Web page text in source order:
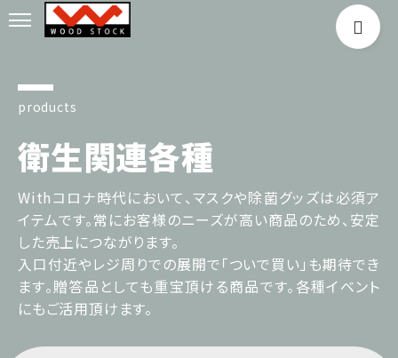
products
衛生関連各種
Withコロナ時代において、マスクや除菌グッズは必須ア
イテムです。常にお客様のニーズが高い商品のため、安定
した売上につながります。
入口付近やレジ周りでの展開で「ついで買い」も期待でき
ます。贈答品としても重宝頂ける商品です。各種イベント
にもご活用頂けます。